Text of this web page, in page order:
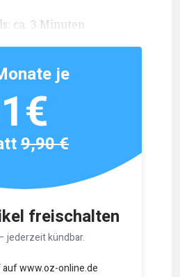
ca. 3 Minuten
freischalten
jederzeit kündbar.
www.oz-online.de
je
1€
9,90 €